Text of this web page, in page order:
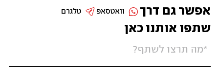
שתפו אותנו כאן
אפשר גם דרך טלגרם וואטסאפ